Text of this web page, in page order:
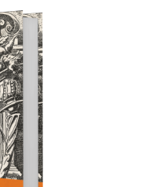
/ DETTAGLI